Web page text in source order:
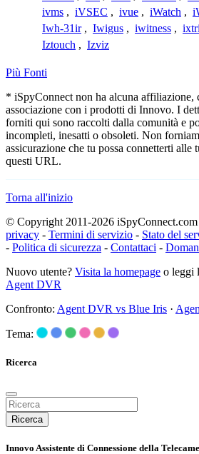
ivms , iVSEC , ivue , iWatch ,
Iwh-31ir , Iwigus , iwitness ,
Iztouch , Izviz
Più Fonti
* iSpyConnect non ha alcuna affiliazione,
associazione con i prodotti di Innovo. I
forniti qui sono raccolti dalla comunità e
incompleti, inesatti o obsoleti. Non
assicurazione che tu possa connetterti alle
questi URL.
Torna all'inizio
© Copyright 2011-2026
privacy - Termini di servizio - Stato del
- Politica di sicurezza - Contattaci -
Nuovo utente? Visita la homepage o leggi
Agent DVR
Confronto: Agent DVR vs Blue Iris ·
Tema:
Ricerca
Ricerca
Innovo Assistente di Connessione della